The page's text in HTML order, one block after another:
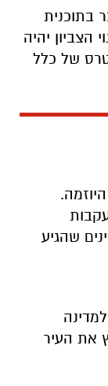
בתוכנית
הצביון יהיה
של כלל
שהגיע
את העיר